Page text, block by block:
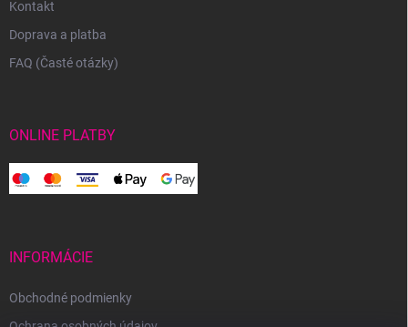
Kontakt
Doprava a platba
FAQ (Časté otázky)
ONLINE PLATBY
INFORMÁCIE
Obchodné podmienky